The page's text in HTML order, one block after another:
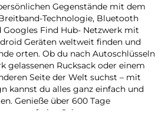
Gegenstände mit dem
Technologie, Bluetooth
Googles Find Hub- Netzwerk mit
Geräten weltweit finden und
orten. Ob du nach Autoschlüsseln
gelassenen Rucksack oder einem
Seite der Welt suchst – mit
kannst du alles ganz einfach und
Genieße über 600 Tage
sorgenfreien Schutz vor